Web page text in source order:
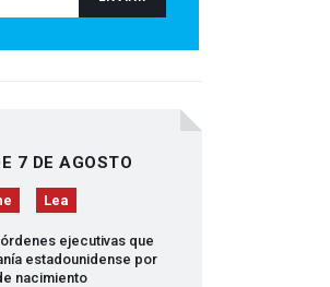
7 DE AGOSTO
Lea
ejecutivas que
estadounidense por
nacimiento